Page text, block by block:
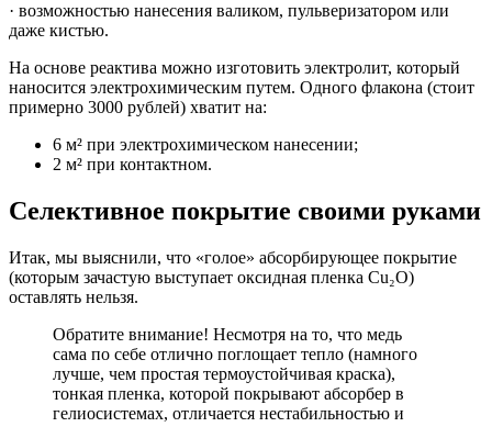
· возможностью нанесения валиком, пульверизатором или
даже кистью.
На основе реактива можно изготовить электролит, который
наносится электрохимическим путем. Одного флакона (стоит
примерно 3000 рублей) хватит на:
6 м² при электрохимическом нанесении;
2 м² при контактном.
Селективное покрытие своими руками
Итак, мы выяснили, что «голое» абсорбирующее покрытие
(которым зачастую выступает оксидная пленка Cu₂O)
оставлять нельзя.
Обратите внимание! Несмотря на то, что медь
сама по себе отлично поглощает тепло (намного
лучше, чем простая термоустойчивая краска),
тонкая пленка, которой покрывают абсорбер в
гелиосистемах, отличается нестабильностью и